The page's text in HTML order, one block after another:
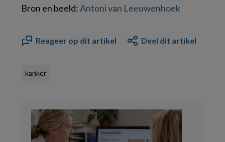
Bron en beeld:Antoni van Leeuwenhoek
Reageer op dit artikel Deel dit artikel
kanker